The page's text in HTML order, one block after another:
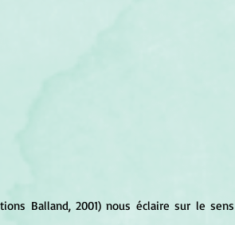
Balland, 2001) nous éclaire sur le sens